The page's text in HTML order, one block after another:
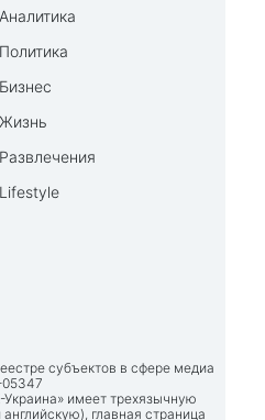
Аналитика
Политика
Бизнес
Жизнь
Развлечения
Lifestyle
субъектов в сфере медиа
имеет трехязычную
главная страница